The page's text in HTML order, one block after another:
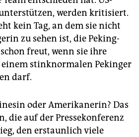
werden kritisiert.
kein Tag, an dem sie nicht
zu sehen ist, die Peking­
freut, wenn sie ihre
stinknormalen Pekinger
darf.
oder Amerikanerin? Das
die auf der Pressekonferenz
den erstaunlich viele